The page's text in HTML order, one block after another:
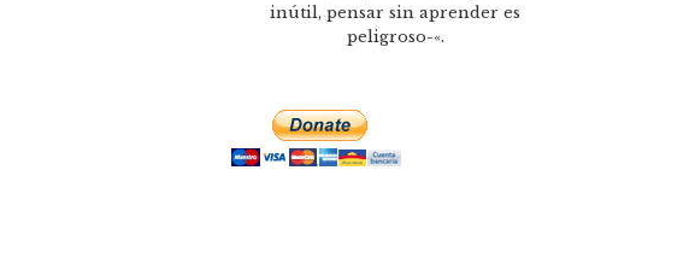
inútil, pensar sin aprender es
peligroso-«.